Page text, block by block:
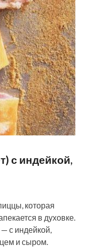
с индейкой,
которая
в духовке.
с индейкой,
и сыром.